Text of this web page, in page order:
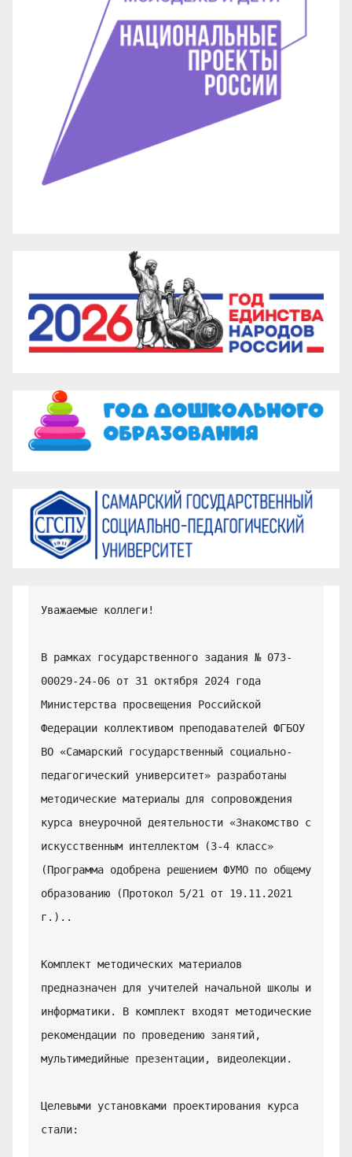
Уважаемые коллеги!
В рамках государственного задания № 073-
00029-24-06 от 31 октября 2024 года
Министерства просвещения Российской
Федерации коллективом преподавателей ФГБОУ
ВО «Самарский государственный социально-
педагогический университет» разработаны
методические материалы для сопровождения
курса внеурочной деятельности «Знакомство с
искусственным интеллектом (3-4 класс»
(Программа одобрена решением ФУМО по общему
образованию (Протокол 5/21 от 19.11.2021
г.)..
Комплект методических материалов
предназначен для учителей начальной школы и
информатики. В комплект входят методические
рекомендации по проведению занятий,
мультимедийные презентации, видеолекции.
Целевыми установками проектирования курса
стали: